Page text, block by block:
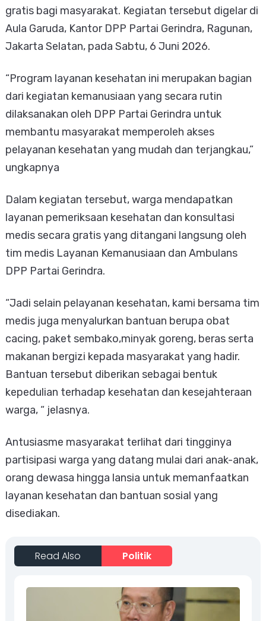
gratis bagi masyarakat. Kegiatan tersebut digelar di
Aula Garuda, Kantor DPP Partai Gerindra, Ragunan,
Jakarta Selatan, pada Sabtu, 6 Juni 2026.
“Program layanan kesehatan ini merupakan bagian
dari kegiatan kemanusiaan yang secara rutin
dilaksanakan oleh DPP Partai Gerindra untuk
membantu masyarakat memperoleh akses
pelayanan kesehatan yang mudah dan terjangkau,”
ungkapnya
Dalam kegiatan tersebut, warga mendapatkan
layanan pemeriksaan kesehatan dan konsultasi
medis secara gratis yang ditangani langsung oleh
tim medis Layanan Kemanusiaan dan Ambulans
DPP Partai Gerindra.
“Jadi selain pelayanan kesehatan, kami bersama tim
medis juga menyalurkan bantuan berupa obat
cacing, paket sembako,minyak goreng, beras serta
makanan bergizi kepada masyarakat yang hadir.
Bantuan tersebut diberikan sebagai bentuk
kepedulian terhadap kesehatan dan kesejahteraan
warga, “ jelasnya.
Antusiasme masyarakat terlihat dari tingginya
partisipasi warga yang datang mulai dari anak-anak,
orang dewasa hingga lansia untuk memanfaatkan
layanan kesehatan dan bantuan sosial yang
disediakan.
Read Also Politik